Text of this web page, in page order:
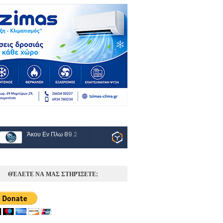
Άκου Εν Πλω 89.2
ΘΈΛΕΤΕ ΝΑ ΜΑΣ ΣΤΗΡΊΞΕΤΕ;